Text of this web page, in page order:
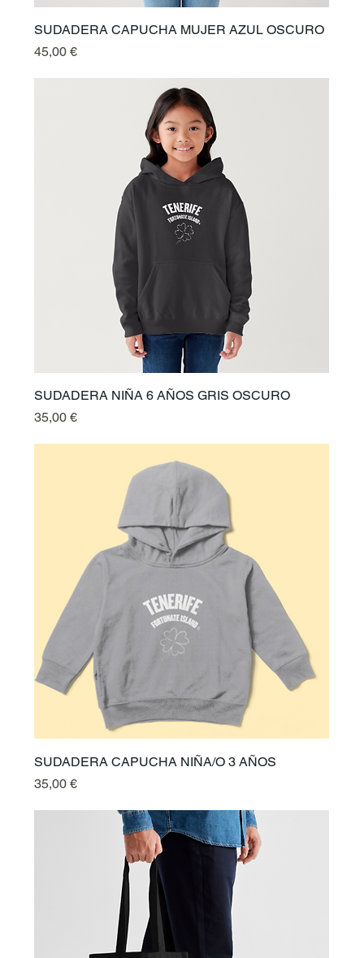
SUDADERA CAPUCHA MUJER AZUL OSCURO
Prix
45,00 €
SUDADERA NIÑA 6 AÑOS GRIS OSCURO
Prix
35,00 €
SUDADERA CAPUCHA NIÑA/O 3 AÑOS
Prix
35,00 €